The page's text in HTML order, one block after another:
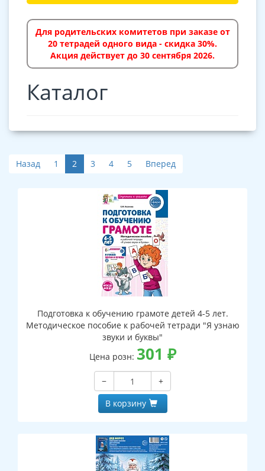
Для родительских комитетов при заказе от
20 тетрадей одного вида - скидка 30%.
Акция действует до 30 сентября 2026.
Каталог
Назад 1 2 3 4 5 Вперед
Подготовка к обучению грамоте детей 4-5 лет.
Методическое пособие к рабочей тетради "Я узнаю
звуки и буквы"
Цена розн: 301 ₽
−
+
В корзину